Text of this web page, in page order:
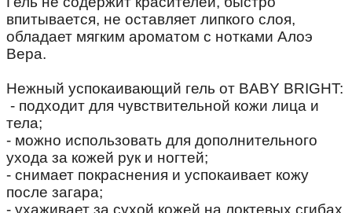
впитывается, не оставляет липкого слоя,
обладает мягким ароматом с нотками Алоэ
Вера.
Нежный успокаивающий гель от BABY BRIGHT:
- подходит для чувствительной кожи лица и
тела;
- можно использовать для дополнительного
ухода за кожей рук и ногтей;
- снимает покраснения и успокаивает кожу
после загара;
- ухаживает за сухой кожей на локтевых сгибах